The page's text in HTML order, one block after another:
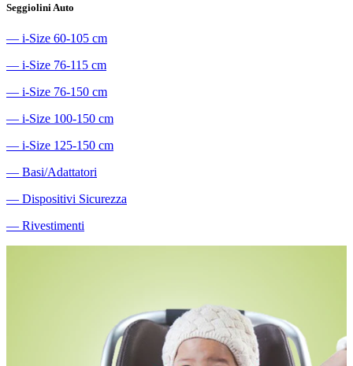
Seggiolini Auto
― i-Size 60-105 cm
― i-Size 76-115 cm
― i-Size 76-150 cm
― i-Size 100-150 cm
― i-Size 125-150 cm
― Basi/Adattatori
― Dispositivi Sicurezza
― Rivestimenti